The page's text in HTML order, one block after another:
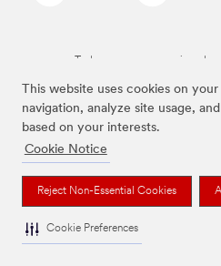
This website uses cookies on
navigation, analyze site usage,
based on your interests.
Cookie Notice
Reject Non-Essential Cookies
Cookie Preferences
Todas as marcas